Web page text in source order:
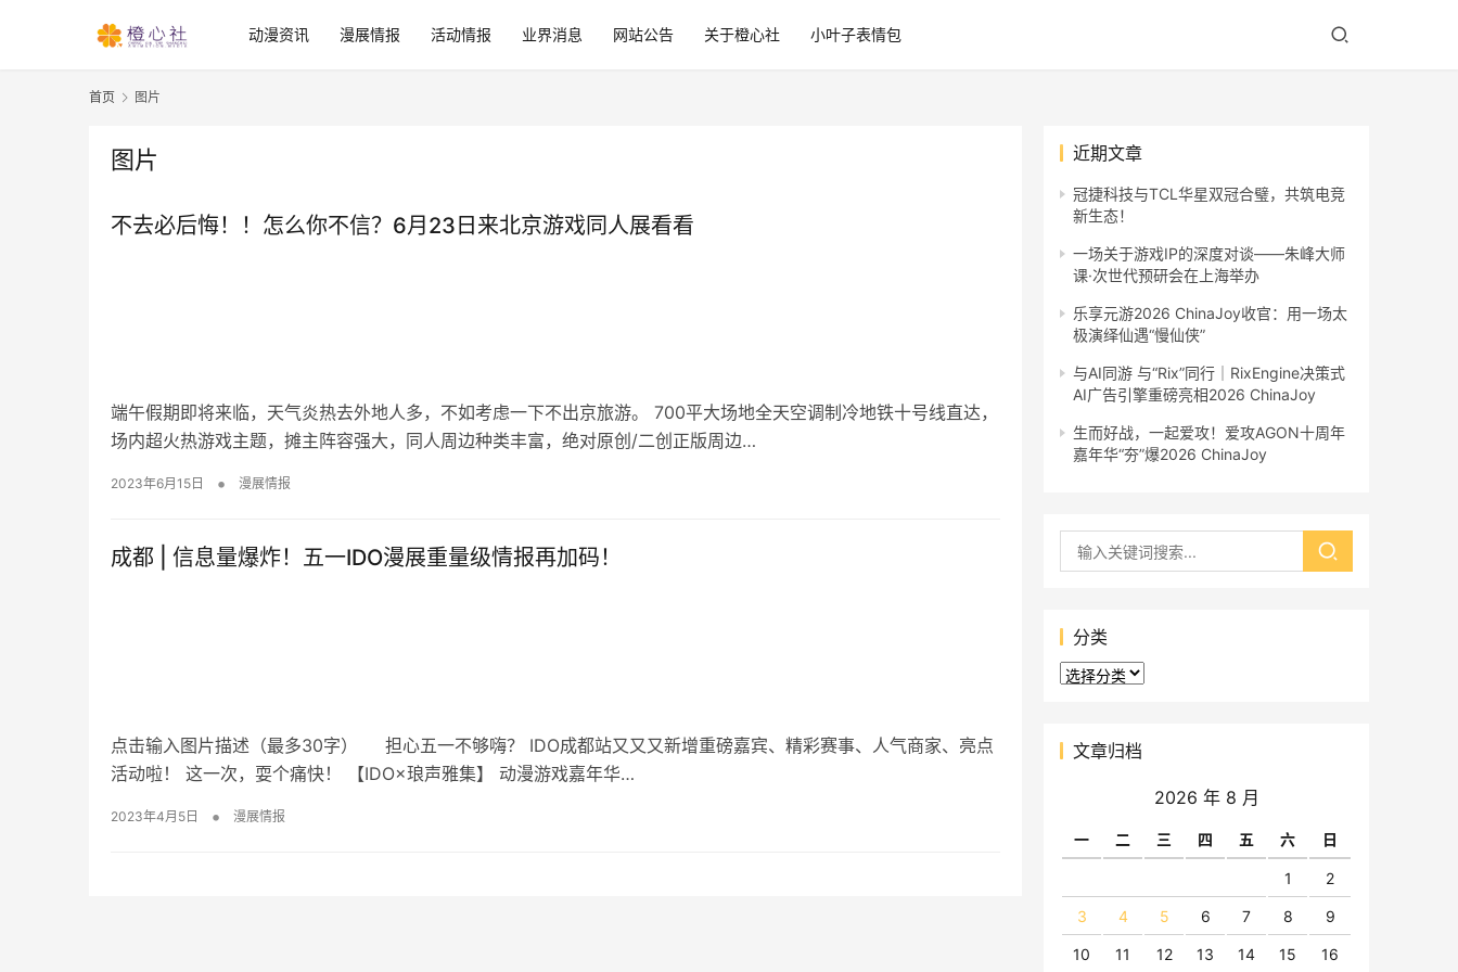
动漫资讯 漫展情报 活动情报 业界消息 网站公告 关于橙心社 小叶子表情包
首页 图片
图片
不去必后悔！！怎么你不信？6月23日来北京游戏同人展看看
端午假期即将来临，天气炎热去外地人多，不如考虑一下不出京旅游。 700平大场地全天空调制冷地铁十号线直达，
场内超火热游戏主题，摊主阵容强大，同人周边种类丰富，绝对原创/二创正版周边…
2023年6月15日 • 漫展情报
成都 | 信息量爆炸！五一IDO漫展重量级情报再加码！
点击输入图片描述（最多30字） 担心五一不够嗨？ IDO成都站又又又新增重磅嘉宾、精彩赛事、人气商家、亮点
活动啦！ 这一次，耍个痛快！ 【IDO×琅声雅集】 动漫游戏嘉年华…
2023年4月5日 • 漫展情报
近期文章
冠捷科技与TCL华星双冠合璧，共筑电竞
新生态！
一场关于游戏IP的深度对谈——朱峰大师
课·次世代预研会在上海举办
乐享元游2026 ChinaJoy收官：用一场太
极演绎仙遇“慢仙侠”
与AI同游 与“Rix”同行｜RixEngine决策式
AI广告引擎重磅亮相2026 ChinaJoy
生而好战，一起爱攻！爱攻AGON十周年
嘉年华“夯”爆2026 ChinaJoy
分类
分
文章归档
2026 年 8 月
一 二 三 四 五 六 日
1 2
3 4 5 6 7 8 9
10 11 12 13 14 15 16